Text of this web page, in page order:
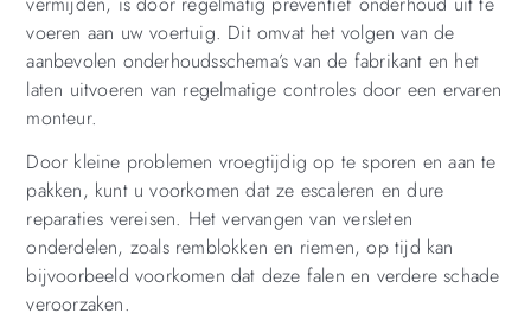
voeren aan uw voertuig. Dit omvat het volgen van de
aanbevolen onderhoudsschema’s van de fabrikant en het
laten uitvoeren van regelmatige controles door een ervaren
monteur.
Door kleine problemen vroegtijdig op te sporen en aan te
pakken, kunt u voorkomen dat ze escaleren en dure
reparaties vereisen. Het vervangen van versleten
onderdelen, zoals remblokken en riemen, op tijd kan
bijvoorbeeld voorkomen dat deze falen en verdere schade
veroorzaken.